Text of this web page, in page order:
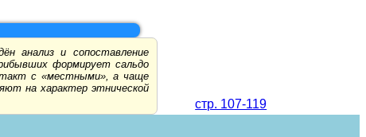
анализ и сопоставление
формирует сальдо
с «местными», а чаще
на характер этнической
стр. 107-119